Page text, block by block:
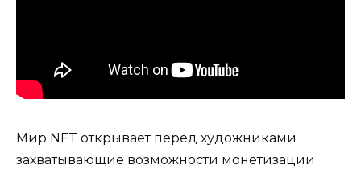
Мир NFT открывает перед художниками
захватывающие возможности монетизации